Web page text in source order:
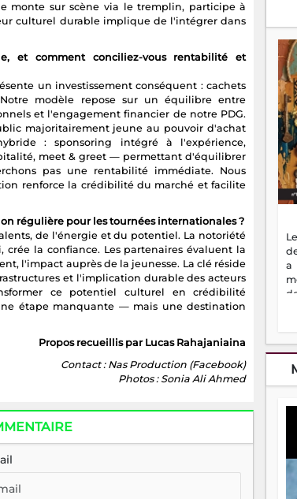
monte sur scène via le tremplin, participe à
culturel durable implique de l'intégrer dans
et comment conciliez-vous rentabilité et
un investissement conséquent : cachets
Notre modèle repose sur un équilibre entre
et l'engagement financier de notre PDG.
majoritairement jeune au pouvoir d'achat
: sponsoring intégré à l'expérience,
meet & greet — permettant d'équilibrer
pas une rentabilité immédiate. Nous
renforce la crédibilité du marché et facilite
régulière pour les tournées internationales ?
de l'énergie et du potentiel. La notoriété
la confiance. Les partenaires évaluent la
l'impact auprès de la jeunesse. La clé réside
et l'implication durable des acteurs
ce potentiel culturel en crédibilité
étape manquante — mais une destination
Propos recueillis par Lucas Rahajaniaina
Contact : Nas Production (Facebook)
Photos : Sonia Ali Ahmed
a